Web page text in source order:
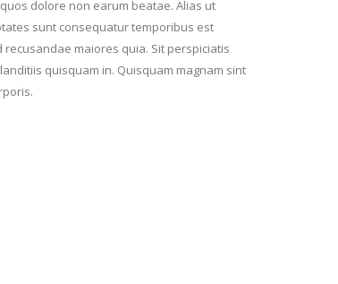
dolore non earum beatae. Alias ut
sunt consequatur temporibus est
maiores quia. Sit perspiciatis
quisquam in. Quisquam magnam sint